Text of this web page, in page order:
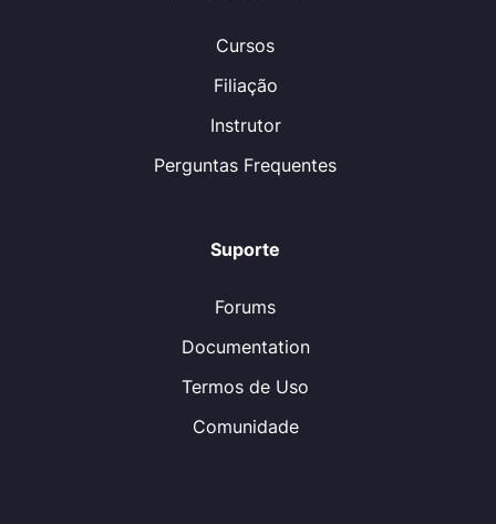
Cursos
Filiação
Instrutor
Perguntas Frequentes
Suporte
Forums
Documentation
Termos de Uso
Comunidade